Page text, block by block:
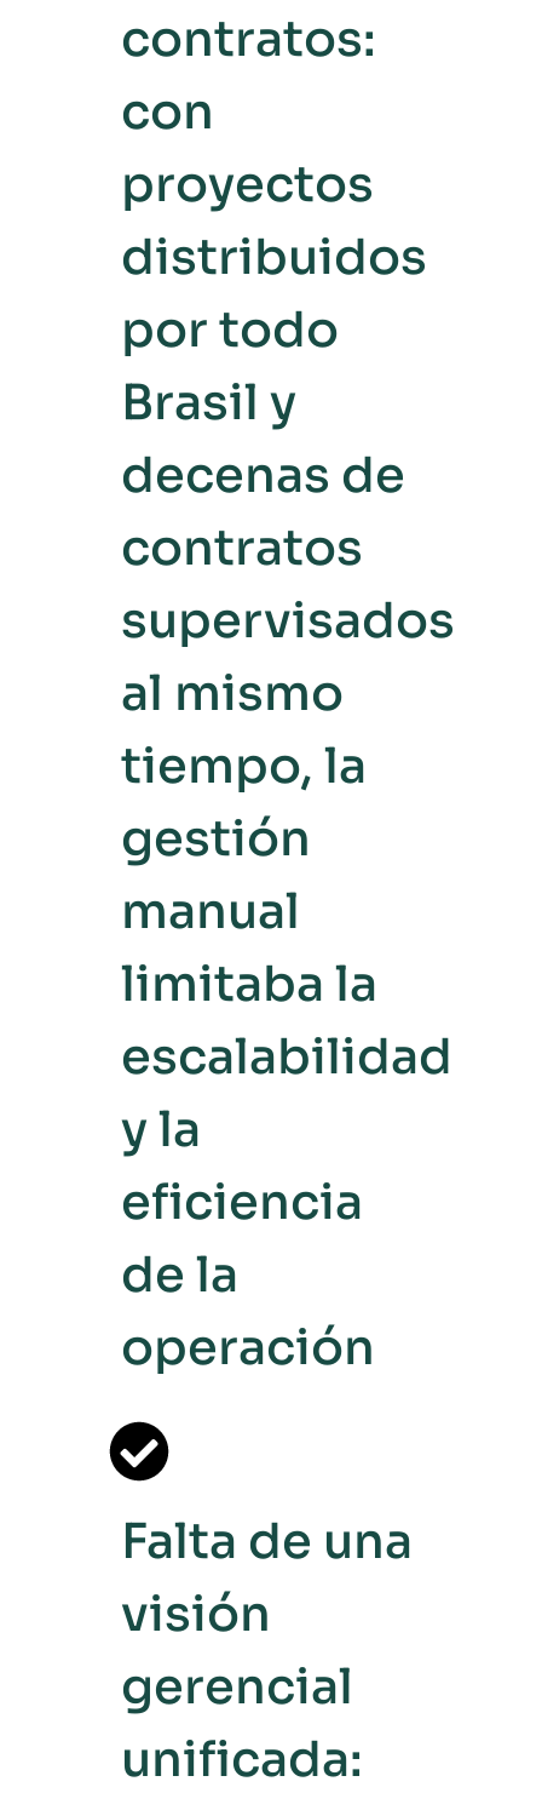
contratos:
con
proyectos
distribuidos
por todo
Brasil y
decenas de
contratos
supervisados
al mismo
tiempo, la
gestión
manual
limitaba la
escalabilidad
y la
eficiencia
de la
operación
Falta de una
visión
gerencial
unificada: